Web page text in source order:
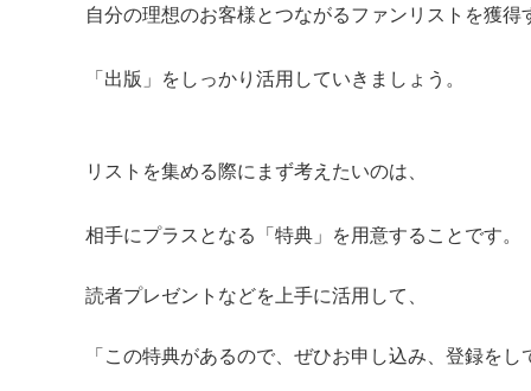
自分の理想のお客様とつながるファンリストを獲得
「出版」をしっかり活用していきましょう。
リストを集める際にまず考えたいのは、
相手にプラスとなる「特典」を用意することです。
読者プレゼントなどを上手に活用して、
「この特典があるので、ぜひお申し込み、登録をし